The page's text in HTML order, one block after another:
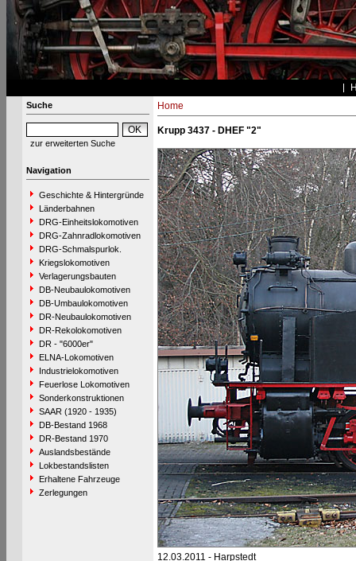
Suche
zur erweiterten Suche
Navigation
Geschichte & Hintergründe
Länderbahnen
DRG-Einheitslokomotiven
DRG-Zahnradlokomotiven
DRG-Schmalspurlok.
Kriegslokomotiven
Verlagerungsbauten
DB-Neubaulokomotiven
DB-Umbaulokomotiven
DR-Neubaulokomotiven
DR-Rekolokomotiven
DR - "6000er"
ELNA-Lokomotiven
Industrielokomotiven
Feuerlose Lokomotiven
Sonderkonstruktionen
SAAR (1920 - 1935)
DB-Bestand 1968
DR-Bestand 1970
Auslandsbestände
Lokbestandslisten
Erhaltene Fahrzeuge
Zerlegungen
Home
Krupp 3437 - DHEF "2"
12.03.2011 - Harpstedt